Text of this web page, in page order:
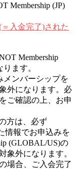
Membership (JP)
入金完了)された
Membership
ます。
メンバーシップを
外になります。必
ご確認の上、お申
方は、必ず
情報でお申込みを
(GLOBAL/US)の
象外になります。
場合、ご入会完了